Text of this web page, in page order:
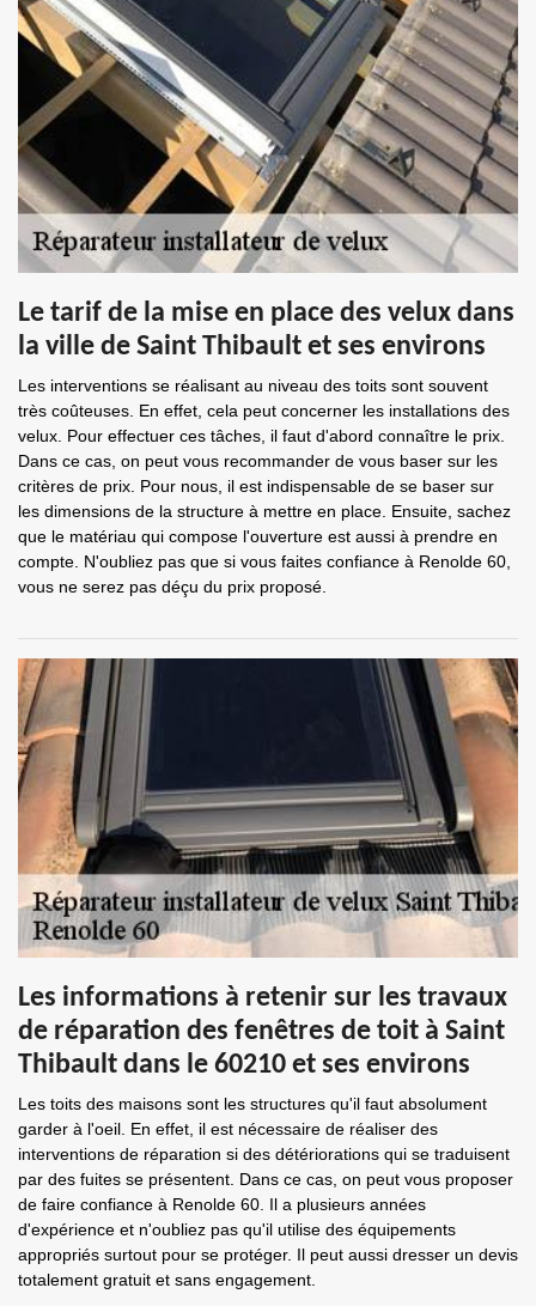
Le tarif de la mise en place des velux dans
la ville de Saint Thibault et ses environs
Les interventions se réalisant au niveau des toits sont souvent
très coûteuses. En effet, cela peut concerner les installations des
velux. Pour effectuer ces tâches, il faut d'abord connaître le prix.
Dans ce cas, on peut vous recommander de vous baser sur les
critères de prix. Pour nous, il est indispensable de se baser sur
les dimensions de la structure à mettre en place. Ensuite, sachez
que le matériau qui compose l'ouverture est aussi à prendre en
compte. N'oubliez pas que si vous faites confiance à Renolde 60,
vous ne serez pas déçu du prix proposé.
Les informations à retenir sur les travaux
de réparation des fenêtres de toit à Saint
Thibault dans le 60210 et ses environs
Les toits des maisons sont les structures qu'il faut absolument
garder à l'oeil. En effet, il est nécessaire de réaliser des
interventions de réparation si des détériorations qui se traduisent
par des fuites se présentent. Dans ce cas, on peut vous proposer
de faire confiance à Renolde 60. Il a plusieurs années
d'expérience et n'oubliez pas qu'il utilise des équipements
appropriés surtout pour se protéger. Il peut aussi dresser un devis
totalement gratuit et sans engagement.